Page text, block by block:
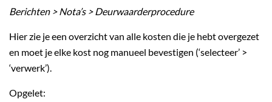
Berichten > Nota’s > Deurwaarderprocedure
Hier zie je een overzicht van alle kosten die je hebt overgezet
en moet je elke kost nog manueel bevestigen (‘selecteer’ >
‘verwerk’).
Opgelet: